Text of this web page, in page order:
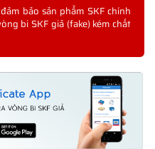
bảo sản phẩm SKF chính
bi SKF giả (fake) kém chất